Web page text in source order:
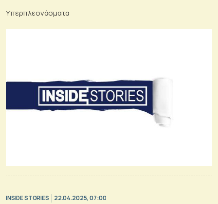
ετοιμάζει εξαγορές η Qualco
Υπερπλεονάσματα
INSIDE STORIES 22.04.2025, 07:00